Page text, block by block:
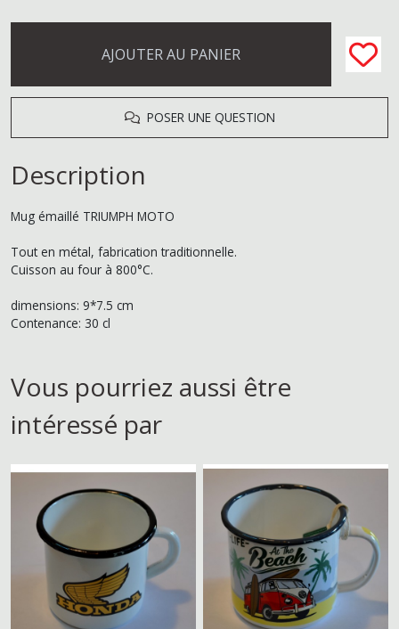
AJOUTER AU PANIER
POSER UNE QUESTION
Description
Mug émaillé TRIUMPH MOTO
Tout en métal, fabrication traditionnelle.
Cuisson au four à 800°C.
dimensions: 9*7.5 cm
Contenance: 30 cl
Vous pourriez aussi être
intéressé par